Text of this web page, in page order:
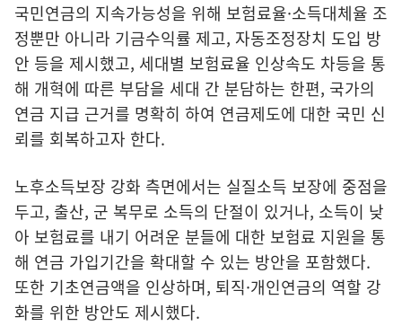
국민연금의 지속가능성을 위해 보험료율·소득대체율 조
정뿐만 아니라 기금수익률 제고, 자동조정장치 도입 방
안 등을 제시했고, 세대별 보험료율 인상속도 차등을 통
해 개혁에 따른 부담을 세대 간 분담하는 한편, 국가의
연금 지급 근거를 명확히 하여 연금제도에 대한 국민 신
뢰를 회복하고자 한다.
노후소득보장 강화 측면에서는 실질소득 보장에 중점을
두고, 출산, 군 복무로 소득의 단절이 있거나, 소득이 낮
아 보험료를 내기 어려운 분들에 대한 보험료 지원을 통
해 연금 가입기간을 확대할 수 있는 방안을 포함했다.
또한 기초연금액을 인상하며, 퇴직·개인연금의 역할 강
화를 위한 방안도 제시했다.